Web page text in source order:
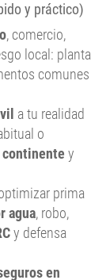
y práctico)
, comercio,
local: planta
comunes
a tu realidad
o
continente y
prima
agua, robo,
y defensa
en